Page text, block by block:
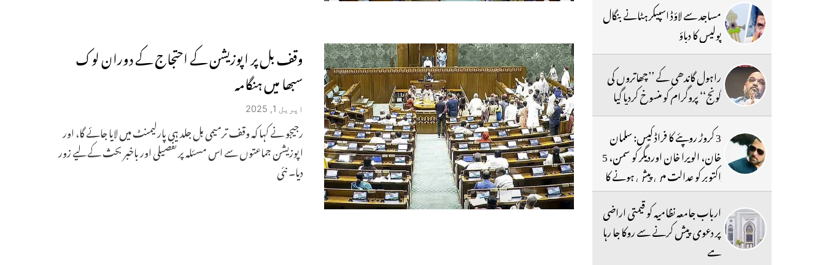
وقف بل پر اپوزیشن کے احتجاج کے دوران لوک
سبھا میں ہنگامہ
اپریل 1, 2025
رجیجو نے کہا کہ وقف ترمیمی بل جلد ہی پارلیمنٹ میں لایا جائے گا، اور
اپوزیشن جماعتوں سے اس مسئلہ پر تفصیلی اور باخبر بحث کے لیے زور
دیا۔ نئی
مساجد سے لاؤڈ اسپیکر ہٹانے بنگال
پولیس کا دباؤ
راہول گاندھی کے ’’چھاتروں کی
گونج‘‘ پروگرام کو منسوخ کردیا گیا
3 کروڑ روپئے کا فراڈ کیس: سلمان
خان، الویرا خان اوردیگر کو سمن، 5
اکتوبر کو عدالت میں پیش ہونے کا
حکم
ارباب جامعہ نظامیہ کو قیمتی اراضی
پر دعوی پیش کرنے سے روکا جا رہا
ہے